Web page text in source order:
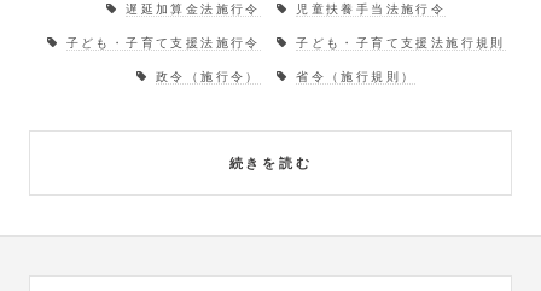
続きを読む
遅延加算金法施行令 児童扶養手当法施行令
子ども・子育て支援法施行令 子ども・子育て支援法施行規則
政令（施行令） 省令（施行規則）